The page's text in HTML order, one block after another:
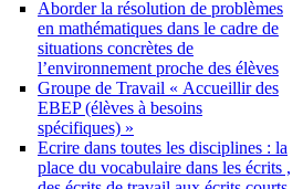
Aborder la résolution de problèmes
en mathématiques dans le cadre de
situations concrètes de
l’environnement proche des élèves
Groupe de Travail « Accueillir des
EBEP (élèves à besoins
spécifiques) »
Ecrire dans toutes les disciplines : la
place du vocabulaire dans les écrits ,